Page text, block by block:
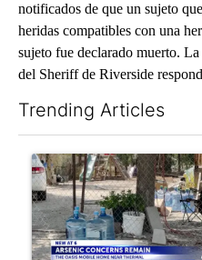
notificados de que un sujeto
heridas compatibles con una
sujeto fue declarado muerto.
del Sheriff de Riverside
Trending Articles
A trending article titled